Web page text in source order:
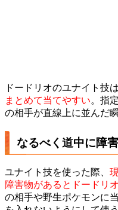
ドードリオのユナイト技は
まとめて当てやすい。指
の相手が直線上に並んだ
なるべく道中に障
ユナイト技を使った際、
障害物があるとドードリ
の相手や野生ポケモンに